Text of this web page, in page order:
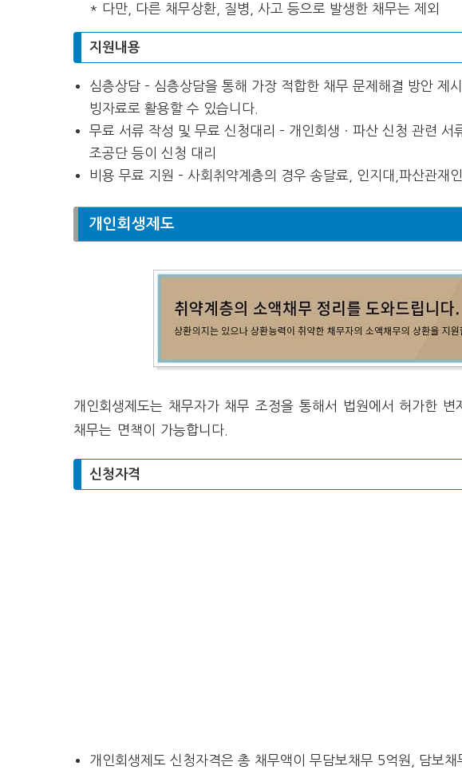
* 다만, 다른 채무상환, 질병, 사고 등으로 발생한 채무는 제외
지원내용
심층상담 – 심층상담을 통해 가장 적합한 채무 문제해결 방안
빙자료로 활용할 수 있습니다.
무료 서류 작성 및 무료 신청대리 – 개인회생ㆍ파산 신청 관련
조공단 등이 신청 대리
비용 무료 지원 – 사회취약계층의 경우 송달료, 인지대,파산관재
개인회생제도
개인회생제도는 채무자가 채무 조정을 통해서 법원에서 허가한
채무는 면책이 가능합니다.
신청자격
개인회생제도 신청자격은 총 채무액이 무담보채무 5억원, 담보